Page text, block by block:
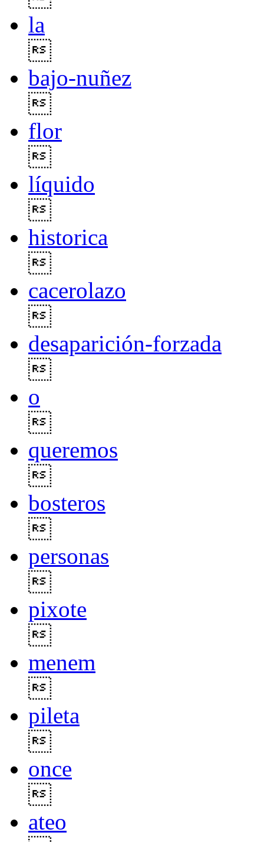
la
bajo-nuñez
flor
líquido
historica
cacerolazo
desaparición-forzada
o
queremos
bosteros
personas
pixote
menem
pileta
once
ateo